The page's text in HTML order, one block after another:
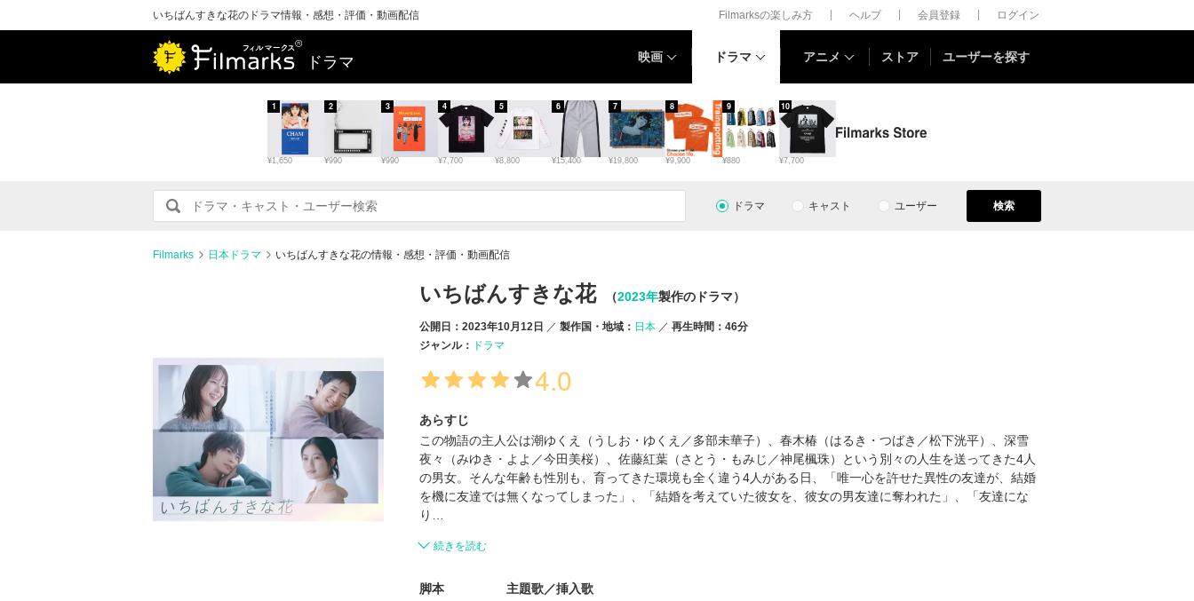
いちばんすきな花のドラマ情報・感想・評価・動画配信 Filmarksの楽しみ方 ヘルプ 会員登録 ログイン
ドラマ 映画 ドラマ アニメ ストア ユーザーを探す
¥1,650
1
¥990
2
¥990
3
¥7,700
4
¥8,800
5
¥15,400
6
¥19,800
7
¥9,900
8
¥880
9
¥7,700
10
ドラマ キャスト ユーザー 検索
Filmarks 日本ドラマ いちばんすきな花の情報・感想・評価・動画配信
いちばんすきな花 （2023年製作のドラマ）
公開日：2023年10月12日 製作国・地域： 日本
再生時間：46分
ジャンル： ドラマ
4.0
あらすじ
この物語の主人公は潮ゆくえ（うしお・ゆくえ／多部未華子）、春木椿（はるき・つばき／松下洸平）、深雪
夜々（みゆき・よよ／今田美桜）、佐藤紅葉（さとう・もみじ／神尾楓珠）という別々の人生を送ってきた4人
の男女。そんな年齢も性別も、育ってきた環境も全く違う4人がある日、「唯一心を許せた異性の友達が、結婚
を機に友達では無くなってしまった」、「結婚を考えていた彼女を、彼女の男友達に奪われた」、「友達にな
り…
続きを読む
脚本 主題歌／挿入歌